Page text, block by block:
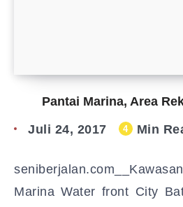
Pantai Marina, Area
Juli 24, 2017 4 Min
Marina Water front City